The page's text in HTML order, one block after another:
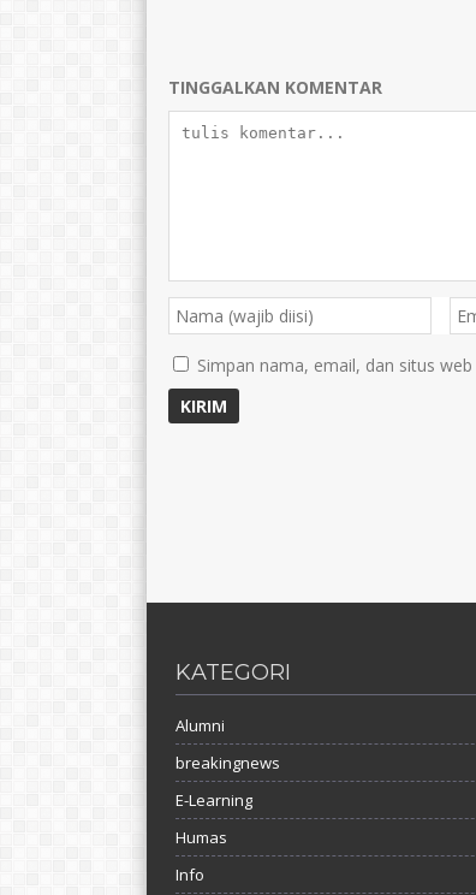
TINGGALKAN KOMENTAR
Simpan nama, email, dan situs
KATEGORI
Alumni
breakingnews
E-Learning
Humas
Info